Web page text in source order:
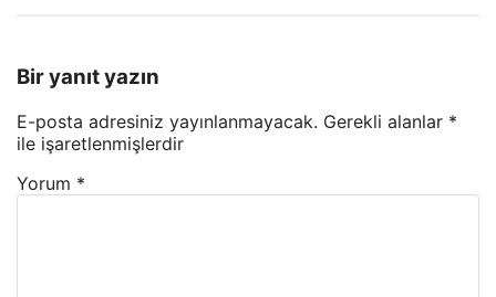
Bir yanıt yazın
E-posta adresiniz yayınlanmayacak. Gerekli alanlar *
ile işaretlenmişlerdir
Yorum *